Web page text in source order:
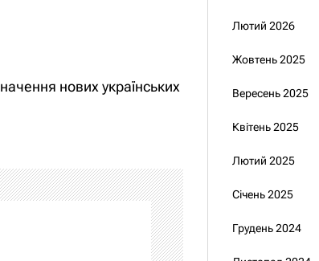
нових українських
Лютий 2026
Жовтень 2025
Вересень 2025
Квітень 2025
Лютий 2025
Січень 2025
Грудень 2024